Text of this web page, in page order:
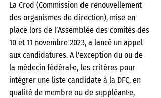
La Crod (Commission de renouvellement
des organismes de direction), mise en
place lors de l’Assemblée des comités des
10 et 11 novembre 2023, a lancé un appel
aux candidatures. A l'exception du ou de
la médecin fédéral·e, les critères pour
intégrer une liste candidate à la DFC, en
qualité de membre ou de suppléant·e,